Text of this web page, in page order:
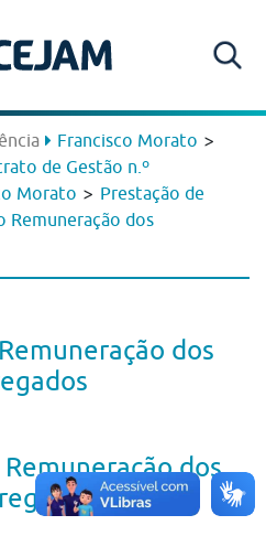
Francisco Morato >
de Gestão n.º
Morato > Prestação de
Remuneração dos
dos
dos